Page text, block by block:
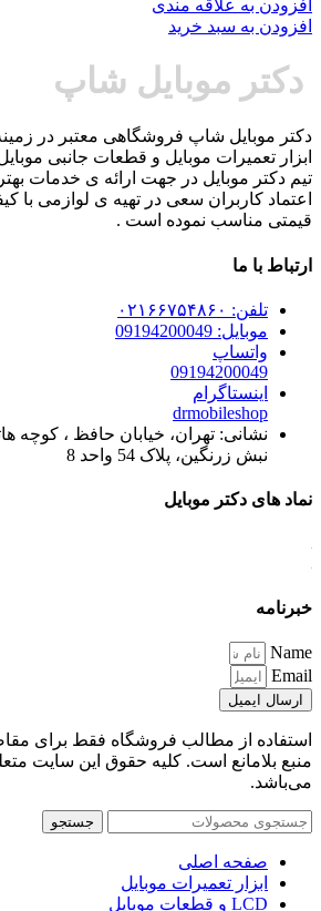
افزودن به علاقه مندی
افزودن به سبد خرید
دکتر موبایل شاپ
دکتر موبایل شاپ فروشگاهی معتبر در
ابزار تعمیرات موبایل و قطعات جانبی
تیم دکتر موبایل در جهت ارائه ی خدمات
اعتماد کاربران سعی در تهیه ی لوازمی با
قیمتی مناسب نموده است .
ارتباط با ما
تلفن: ۰۲۱۶۶۷۵۴۸۶۰
موبایل: 09194200049
واتساپ
09194200049
اینستاگرام
drmobileshop
نشانی: تهران، خیابان حافظ ، کوچه
نبش زرنگین، پلاک 54 واحد 8
نماد های دکتر موبایل
خبرنامه
Name
Email
ارسال ایمیل
استفاده از مطالب فروشگاه فقط برای
منبع بلامانع است. کلیه حقوق این سایت
می‌باشد.
جستجو
صفحه اصلی
ابزار تعمیرات موبایل
LCD و قطعات موبایل